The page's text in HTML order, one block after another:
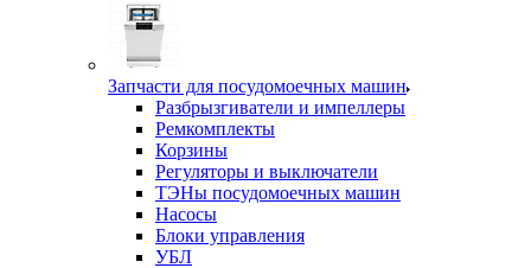
Запчасти для посудомоечных машин
Разбрызгиватели и импеллеры
Ремкомплекты
Корзины
Регуляторы и выключатели
ТЭНы посудомоечных машин
Насосы
Блоки управления
УБЛ